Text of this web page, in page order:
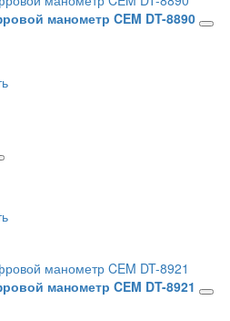
манометр CEM DT-8890
манометр CEM DT-8921